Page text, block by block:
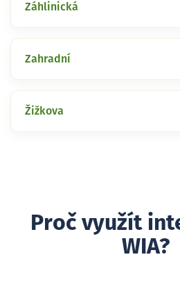
Záhlinická
Zahradní
Žižkova
Proč využít
WIA?